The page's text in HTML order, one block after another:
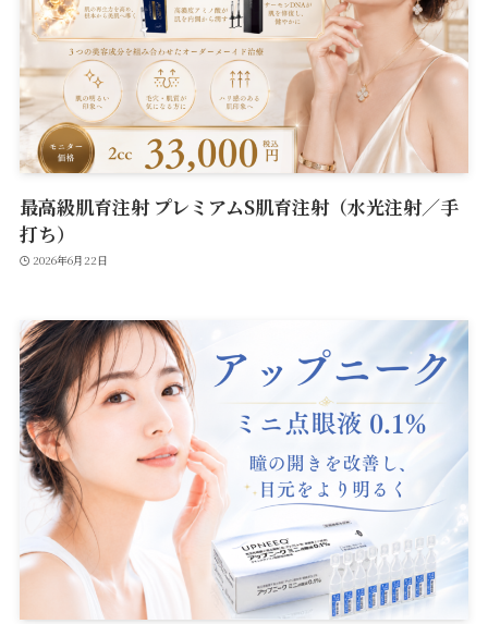
最高級肌育注射 プレミアムS肌育注射（水光注射／手
打ち）
2026年6月22日